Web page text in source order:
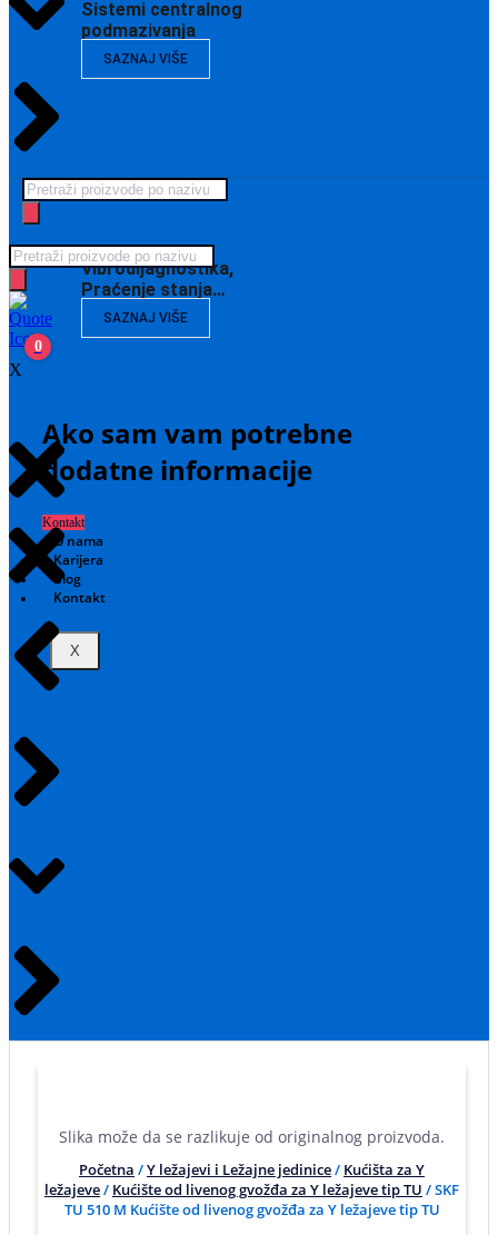
Sistemi centralnog
podmazivanja
SAZNAJ VIŠE
Vibrodijagnostika,
Praćenje stanja…
SAZNAJ VIŠE
Ako sam vam potrebne
dodatne informacije
Kontakt
O nama
Karijera
Blog
Kontakt
X
Products
search
Products
search
0
X
Slika može da se razlikuje od originalnog proizvoda.
Početna /Y ležajevi i Ležajne jedinice/ Kućišta za Y
ležajeve/ Kućište od livenog gvožđa za Y ležajeve tip TU / SKF
TU 510 M Kućište od livenog gvožđa za Y ležajeve tip TU